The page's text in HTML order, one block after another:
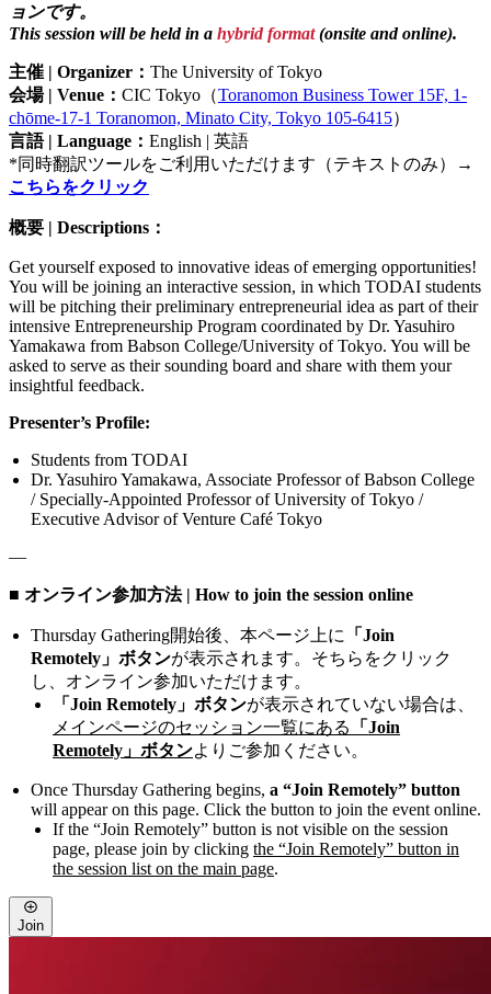
ョンです。
This session will be held in a hybrid format(onsite and online).
主催 | Organizer： The University of Tokyo
会場 | Venue： CIC Tokyo（Toranomon Business Tower 15F, 1-
chōme-17-1 Toranomon, Minato City, Tokyo 105-6415）
言語 | Language： English | 英語
*同時翻訳ツールをご利用いただけます（テキストのみ）→
こちらをクリック
概要 | Descriptions：
Get yourself exposed to innovative ideas of emerging opportunities!
You will be joining an interactive session, in which TODAI students
will be pitching their preliminary entrepreneurial idea as part of their
intensive Entrepreneurship Program coordinated by Dr. Yasuhiro
Yamakawa from Babson College/University of Tokyo. You will be
asked to serve as their sounding board and share with them your
insightful feedback.
Presenter’s Profile:
Students from TODAI
Dr. Yasuhiro Yamakawa, Associate Professor of Babson College
/ Specially-Appointed Professor of University of Tokyo /
Executive Advisor of Venture Café Tokyo
—
■ オンライン参加方法 | How to join the session online
Thursday Gathering開始後、本ページ上に
「Join
Remotely」ボタンが表示されます。そちらをクリック
し、オンライン参加いただけます。
「Join Remotely」ボタンが表示されていない場合は、
メインページのセッション一覧にある
「Join
Remotely」ボタンよりご参加ください。
Once Thursday Gathering begins, a “Join Remotely” button
will appear on this page. Click the button to join the event online.
If the “Join Remotely” button is not visible on the session
page, please join by clicking the “Join Remotely” button in
the session list on the main page.
Join